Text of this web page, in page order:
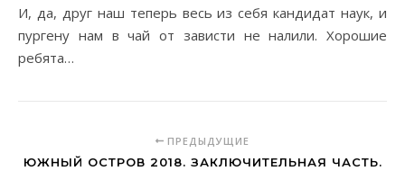
И, да, друг наш теперь весь из себя кандидат наук, и
пургену нам в чай от зависти не налили. Хорошие
ребята…
ПРЕДЫДУЩИЕ
ЮЖНЫЙ ОСТРОВ 2018. ЗАКЛЮЧИТЕЛЬНАЯ ЧАСТЬ.